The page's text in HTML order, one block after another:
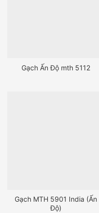
Gạch Ấn Độ mth 5112
Gạch MTH 5901 India (Ấn
Độ)